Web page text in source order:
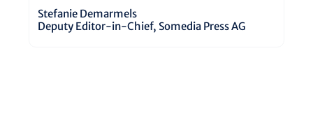
Stefanie Demarmels
Deputy Editor-in-Chief, Somedia Press AG